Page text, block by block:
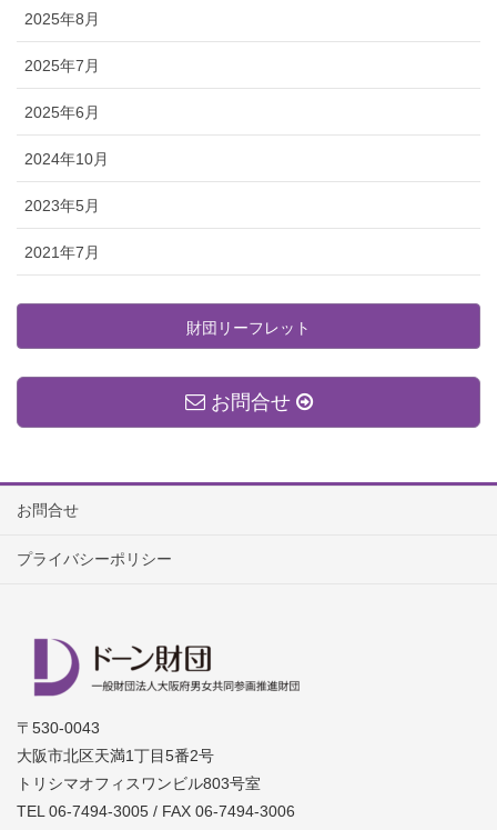
2025年8月
2025年7月
2025年6月
2024年10月
2023年5月
2021年7月
財団リーフレット
お問合せ
お問合せ
プライバシーポリシー
〒530-0043
大阪市北区天満1丁目5番2号
トリシマオフィスワンビル803号室
TEL 06-7494-3005 / FAX 06-7494-3006